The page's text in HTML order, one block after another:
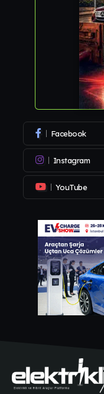
Facebook
Instagram
YouTube